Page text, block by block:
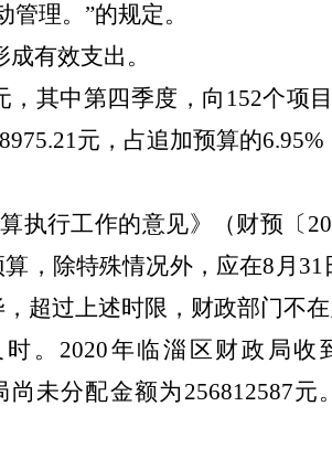
理。 ”的规定。
有效支出。
，其中第四季度，向 152个项
元，占追加预算的6.95%
执行工作的意见》（财预〔 20
，除特殊情况外，应在8 月 31
，超过上述时限，财政部门不
。 2020年临淄区财政局收
尚未分配金额为 256812587元